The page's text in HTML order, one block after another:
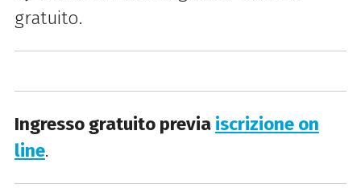
gratuito.
Ingresso gratuito previa iscrizione on
line.